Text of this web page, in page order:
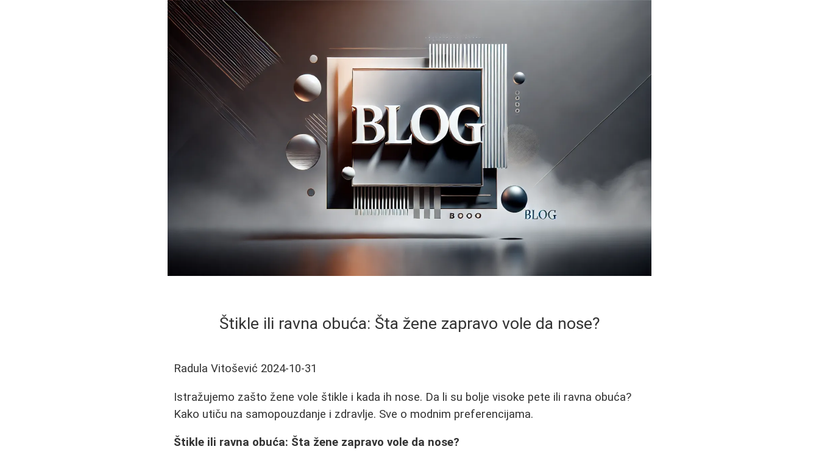
Štikle ili ravna obuća: Šta žene zapravo vole da nose?
Radula Vitošević 2024-10-31
Istražujemo zašto žene vole štikle i kada ih nose. Da li su bolje visoke pete ili ravna obuća?
Kako utiču na samopouzdanje i zdravlje. Sve o modnim preferencijama.
Štikle ili ravna obuća: Šta žene zapravo vole da nose?